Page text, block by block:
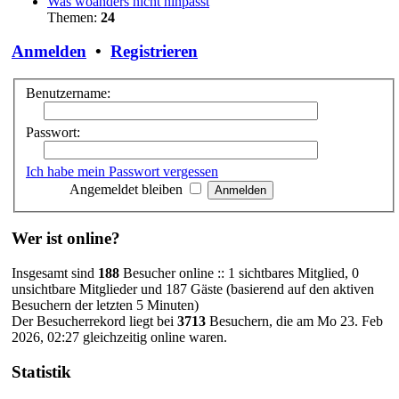
Themen: 24
Anmelden • Registrieren
Benutzername:
Passwort:
Ich habe mein Passwort vergessen
Angemeldet bleiben
Wer ist online?
Insgesamt sind 188 Besucher online :: 1 sichtbares Mitglied, 0
unsichtbare Mitglieder und 187 Gäste (basierend auf den aktiven
Besuchern der letzten 5 Minuten)
Der Besucherrekord liegt bei 3713 Besuchern, die am Mo 23. Feb
2026, 02:27 gleichzeitig online waren.
Statistik